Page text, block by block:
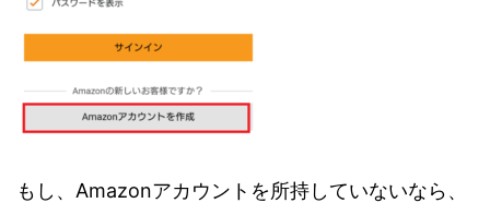
もし、Amazonアカウントを所持していないなら、